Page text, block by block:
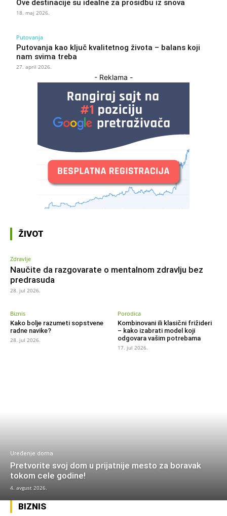
Ove destinacije su idealne za prosidbu iz snova
18. maj 2026.
Putovanja
Putovanja kao ključ kvalitetnog života – balans koji
nam svima treba
27. april 2026.
- Reklama -
ŽIVOT
Zdravlje
Naučite da razgovarate o mentalnom zdravlju bez
predrasuda
28. jul 2026.
Biznis
Kako bolje razumeti sopstvene
radne navike?
28. jul 2026.
Porodica
Kombinovani ili klasični frižideri
– kako izabrati model koji
odgovara vašim potrebama
17. jul 2026.
Uređenje doma
Pretvorite svoj dom u prijatnije mesto za boravak
tokom cele godine!
4. avgust 2026.
BIZNIS